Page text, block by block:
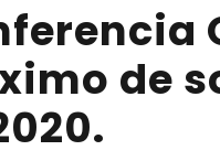
de